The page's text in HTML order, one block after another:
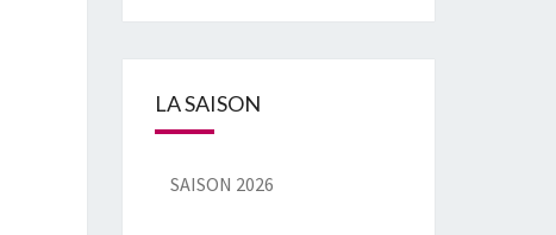
LA SAISON
SAISON 2026